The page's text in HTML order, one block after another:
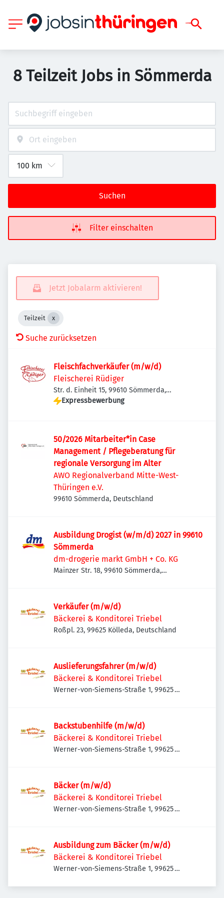
8 Teilzeit Jobs in Sömmerda
Suchen
Filter einschalten
Jetzt Jobalarm aktivieren!
Teilzeit
Suche zurücksetzen
Fleischfachverkäufer (m/w/d)
Fleischerei Rüdiger
Str. d. Einheit 15, 99610 Sömmerda,
Deutschland
Expressbewerbung
50/2026 Mitarbeiter*in Case
Management / Pflegeberatung für
regionale Versorgung im Alter
AWO Regionalverband Mitte-West-
Thüringen e.V.
99610 Sömmerda, Deutschland
Ausbildung Drogist (w/m/d) 2027 in 99610
Sömmerda
dm-drogerie markt GmbH + Co. KG
Mainzer Str. 18, 99610 Sömmerda,
Verkäufer (m/w/d)
Bäckerei & Konditorei Triebel
Roßpl. 23, 99625 Kölleda, Deutschland
Auslieferungsfahrer (m/w/d)
Bäckerei & Konditorei Triebel
Werner-von-Siemens-Straße 1, 99625
Backstubenhilfe (m/w/d)
Bäckerei & Konditorei Triebel
Werner-von-Siemens-Straße 1, 99625
Bäcker (m/w/d)
Bäckerei & Konditorei Triebel
Werner-von-Siemens-Straße 1, 99625
Ausbildung zum Bäcker (m/w/d)
Bäckerei & Konditorei Triebel
Werner-von-Siemens-Straße 1, 99625